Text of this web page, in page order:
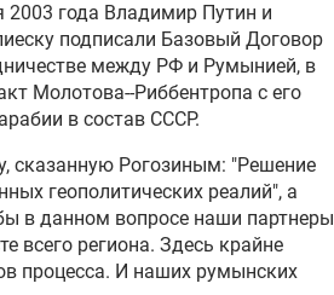
года Владимир Путин и
подписали Базовый Договор
между РФ и Румынией, в
Молотова--Риббентропа с его
в состав СССР.
сказанную Рогозиным: "Решение
геополитических реалий", а
в данном вопросе наши партнеры
всего региона. Здесь крайне
процесса. И наших румынских